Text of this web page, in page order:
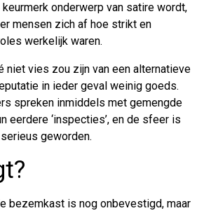
onderwerp van satire wordt,
mensen zich af hoe strikt en
werkelijk waren.
niet vies zou zijn van een alternatieve
in ieder geval weinig goeds.
spreken inmiddels met gemengde
eerdere ‘inspecties’, en de sfeer is
geworden.
bezemkast is nog onbevestigd, maar